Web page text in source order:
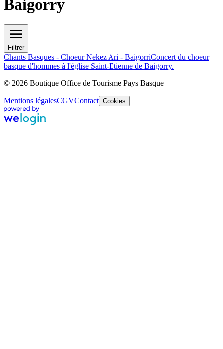
Baigorry
Filtrer
Chants Basques - Choeur Nekez Ari - BaigorriConcert du choeur
basque d'hommes à l'église Saint-Etienne de Baigorry.
© 2026 Boutique Office de Tourisme Pays Basque
Mentions légalesCGVContact Cookies